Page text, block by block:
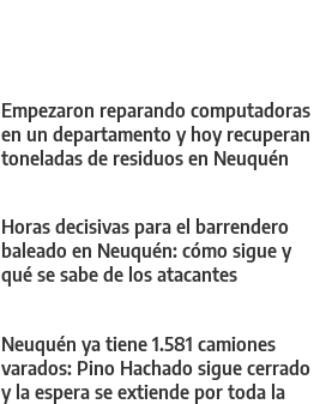
Empezaron reparando computadoras
en un departamento y hoy recuperan
toneladas de residuos en Neuquén
Horas decisivas para el barrendero
baleado en Neuquén: cómo sigue y
qué se sabe de los atacantes
Neuquén ya tiene 1.581 camiones
varados: Pino Hachado sigue cerrado
y la espera se extiende por toda la